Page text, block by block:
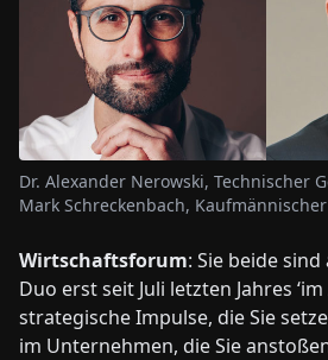
Dr. Alexander Nerowski, Technischer
Mark Schreckenbach,
Wirtschaftsforum: Sie beide
Duo erst seit Juli letzten Jahres ‘im
strategische Impulse, die Sie
im Unternehmen, die Sie